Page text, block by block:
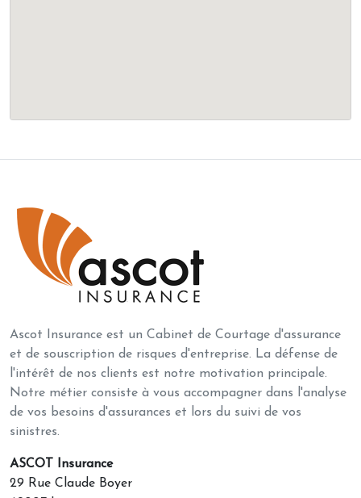
Ascot Insurance est un Cabinet de Courtage d'assurance
et de souscription de risques d'entreprise. La défense de
l'intérêt de nos clients est notre motivation principale.
Notre métier consiste à vous accompagner dans l'analyse
de vos besoins d'assurances et lors du suivi de vos
sinistres.
ASCOT Insurance
29 Rue Claude Boyer